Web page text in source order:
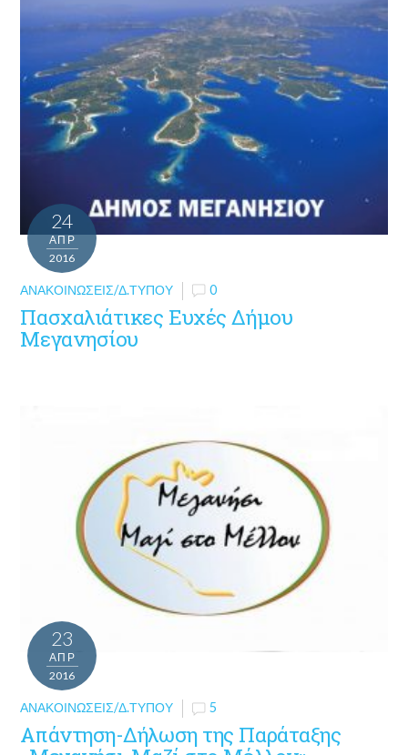
24
ΑΠΡ
2016
ΑΝΑΚΟΙΝΏΣΕΙΣ/Δ.ΤΎΠΟΥ 0
Πασχαλιάτικες Ευχές Δήμου
Μεγανησίου
23
ΑΠΡ
2016
ΑΝΑΚΟΙΝΏΣΕΙΣ/Δ.ΤΎΠΟΥ 5
Απάντηση-Δήλωση της Παράταξης